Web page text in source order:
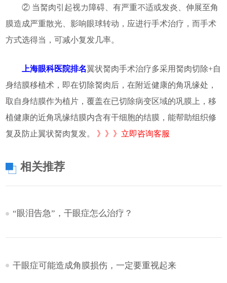
② 当胬肉引起视力障碍、有严重不适或发炎、伸展至角
膜造成严重散光、影响眼球转动，应进行手术治疗，而手术
方式选得当，可减小复发几率。
上海眼科医院排名翼状胬肉手术治疗多采用胬肉切除+自
身结膜移植术，即在切除胬肉后，在附近健康的角巩缘处，
取自身结膜作为植片，覆盖在已切除病变区域的巩膜上，移
植健康的近角巩缘结膜内含有干细胞的结膜，能帮助组织修
复及防止翼状胬肉复发。 》》》立即咨询客服
相关推荐
“眼泪告急”，干眼症怎么治疗？
干眼症可能造成角膜损伤，一定要重视起来